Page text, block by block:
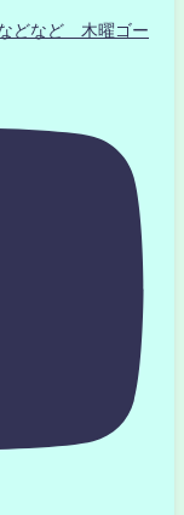
どなど 木曜ゴー